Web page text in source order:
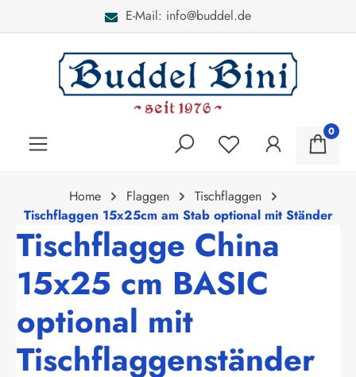
E-Mail: info@buddel.de
0
Home Flaggen
Tischflaggen
Tischflaggen 15x25cm am Stab optional mit Ständer
Tischflagge China
15x25 cm BASIC
optional mit
Tischflaggenständer